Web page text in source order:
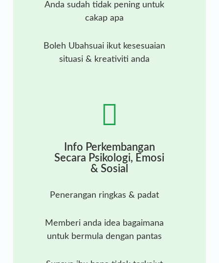
Anda sudah tidak pening untuk
cakap apa
Boleh Ubahsuai ikut kesesuaian
situasi & kreativiti anda
Info Perkembangan
Secara Psikologi, Emosi
& Sosial
Penerangan ringkas & padat
Memberi anda idea bagaimana
untuk bermula dengan pantas